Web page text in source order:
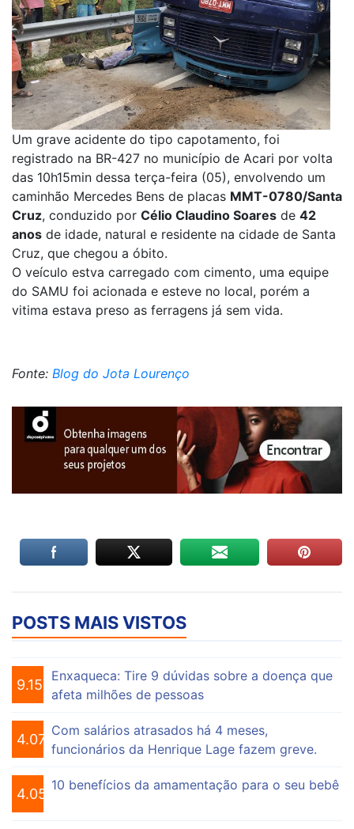
Um grave acidente do tipo capotamento, foi
registrado na BR-427 no município de Acari por volta
das 10h15min dessa terça-feira (05), envolvendo um
caminhão Mercedes Bens de placas MMT-0780/Santa
Cruz, conduzido por Célio Claudino Soares de 42
anos de idade, natural e residente na cidade de Santa
Cruz, que chegou a óbito.
O veículo estva carregado com cimento, uma equipe
do SAMU foi acionada e esteve no local, porém a
vitima estava preso as ferragens já sem vida.
Fonte: Blog do Jota Lourenço
POSTS MAIS VISTOS
9.155
Enxaqueca: Tire 9 dúvidas sobre a doença que
afeta milhões de pessoas
4.075
Com salários atrasados há 4 meses,
funcionários da Henrique Lage fazem greve.
4.056
10 benefícios da amamentação para o seu bebê